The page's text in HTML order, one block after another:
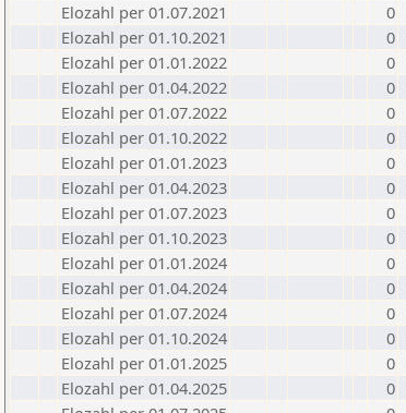
Elozahl per 01.07.2021
0
Elozahl per 01.10.2021
0
Elozahl per 01.01.2022
0
Elozahl per 01.04.2022
0
Elozahl per 01.07.2022
0
Elozahl per 01.10.2022
0
Elozahl per 01.01.2023
0
Elozahl per 01.04.2023
0
Elozahl per 01.07.2023
0
Elozahl per 01.10.2023
0
Elozahl per 01.01.2024
0
Elozahl per 01.04.2024
0
Elozahl per 01.07.2024
0
Elozahl per 01.10.2024
0
Elozahl per 01.01.2025
0
Elozahl per 01.04.2025
0